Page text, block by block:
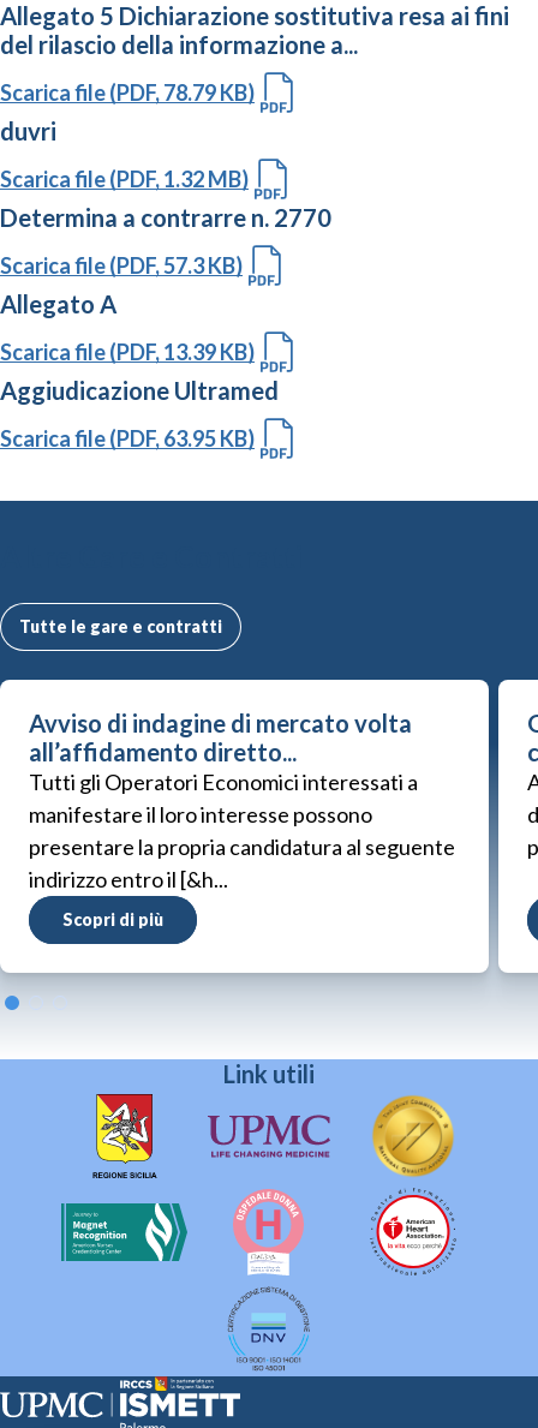
Allegato 5 Dichiarazione sostitutiva resa ai fini
del rilascio della informazione a...
Scarica file (PDF, 78.79 KB)
duvri
Scarica file (PDF, 1.32 MB)
Determina a contrarre n. 2770
Scarica file (PDF, 57.3 KB)
Allegato A
Scarica file (PDF, 13.39 KB)
Aggiudicazione Ultramed
Scarica file (PDF, 63.95 KB)
Tutte le gare e contratti
Avviso di indagine di mercato volta
all’affidamento diretto...
Tutti gli Operatori Economici interessati a
manifestare il loro interesse possono
presentare la propria candidatura al seguente
indirizzo entro il [&h...
Scopri di più
Link utili